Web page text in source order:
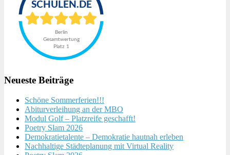
Neueste Beiträge
Schöne Sommerferien!!!
Abiturverleihung an der MBO
Modul Golf – Platzreife geschafft!
Poetry Slam 2026
Demokratietalente – Demokratie hautnah erleben
Nachhaltige Städteplanung mit Virtual Reality